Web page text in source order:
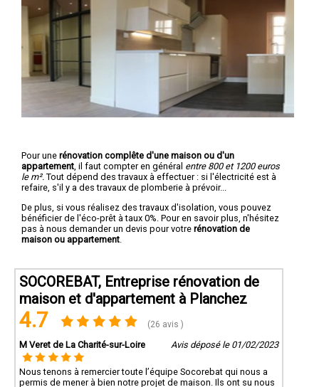
Pour une rénovation complête d'une maison ou d'un
appartement , il faut compter en général entre 800 et 1200 euros
le m². Tout dépend des travaux à effectuer : si l'électricité est à
refaire, s'il y a des travaux de plomberie à prévoir...
De plus, si vous réalisez des travaux d'isolation, vous pouvez
bénéficier de l'éco-prêt à taux 0%. Pour en savoir plus, n'hésitez
pas à nous demander un devis pour votre rénovation de
maison ou appartement
SOCOREBAT, Entreprise rénovation de
maison et d'appartement à Planchez
4.7 (26 avis )
M Veret de La Charité-sur-Loire Avis déposé le 01/02/2023
Nous tenons à remercier toute l’équipe Socorebat qui nous a
permis de mener à bien notre projet de maison. Ils ont su nous